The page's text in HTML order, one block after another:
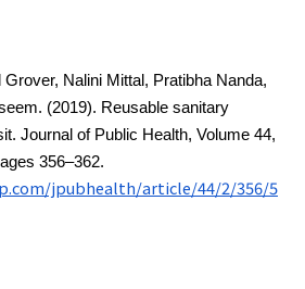
Nalini Mittal, Pratibha Nanda,
(2019). Reusable sanitary
Journal of Public Health, Volume 44,
356–362.
jpubhealth/article/44/2/356/5